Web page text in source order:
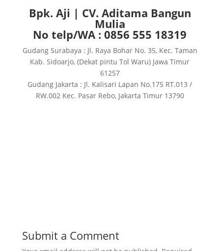
Bpk. Aji | CV. Aditama Bangun
Mulia
No telp/WA : 0856 555 18319
Gudang Surabaya : Jl. Raya Bohar No. 35, Kec. Taman
Kab. Sidoarjo, (Dekat pintu Tol Waru) Jawa Timur
61257
Gudang Jakarta : Jl. Kalisari Lapan No.175 RT.013 /
RW.002 Kec. Pasar Rebo, Jakarta Timur 13790
Submit a Comment